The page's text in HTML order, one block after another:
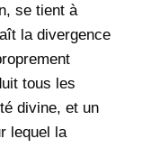
se tient à
la divergence
tous les
divine, et un
lequel la